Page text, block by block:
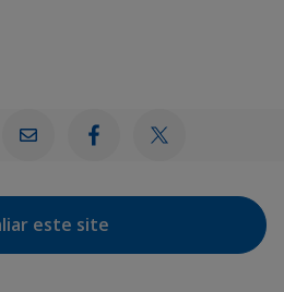
este site